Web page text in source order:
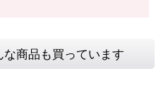
商品も買っています